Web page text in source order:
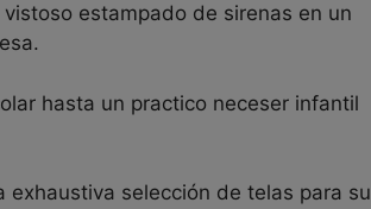
estampado de sirenas en un
hasta un practico neceser infantil
exhaustiva selección de telas para su